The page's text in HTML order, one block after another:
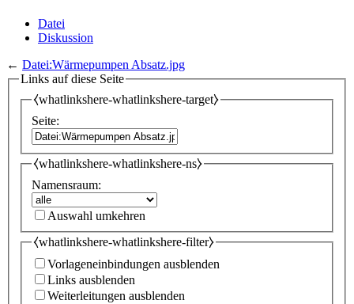
Datei
Diskussion
← Datei:Wärmepumpen Absatz.jpg
Links auf diese Seite
⧼whatlinkshere-whatlinkshere-target⧽
Seite:
⧼whatlinkshere-whatlinkshere-ns⧽
Namensraum:
Auswahl umkehren
⧼whatlinkshere-whatlinkshere-filter⧽
Vorlageneinbindungen ausblenden
Links ausblenden
Weiterleitungen ausblenden